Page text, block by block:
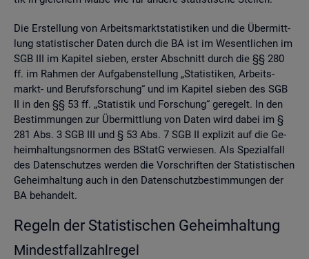
Die Er­stel­lung von Ar­beits­markt­sta­tis­ti­ken und die Über­mitt­
lung sta­tis­ti­scher Daten durch die BA ist im We­sent­li­chen im
SGB III im Ka­pi­tel sie­ben, ers­ter Ab­schnitt durch die §§ 280
ff. im Rah­men der Auf­ga­ben­stel­lung „Sta­tis­ti­ken, Ar­beits­
markt- und Be­rufs­for­schung“ und im Ka­pi­tel sie­ben des SGB
II in den §§ 53 ff. „Sta­tis­tik und For­schung“ ge­re­gelt. In den
Be­stim­mun­gen zur Über­mitt­lung von Daten wird dabei im §
281 Abs. 3 SGB III und § 53 Abs. 7 SGB II ex­pli­zit auf die Ge­
heim­hal­tungs­nor­men des BStatG ver­wie­sen. Als Spe­zi­al­fall
des Da­ten­schut­zes wer­den die Vor­schrif­ten der Sta­tis­ti­schen
Ge­heim­hal­tung auch in den Da­ten­schutz­be­stim­mun­gen der
BA be­han­delt.
Re­geln der Sta­tis­ti­schen Ge­heim­hal­tung
Min­dest­fall­zahl­re­gel